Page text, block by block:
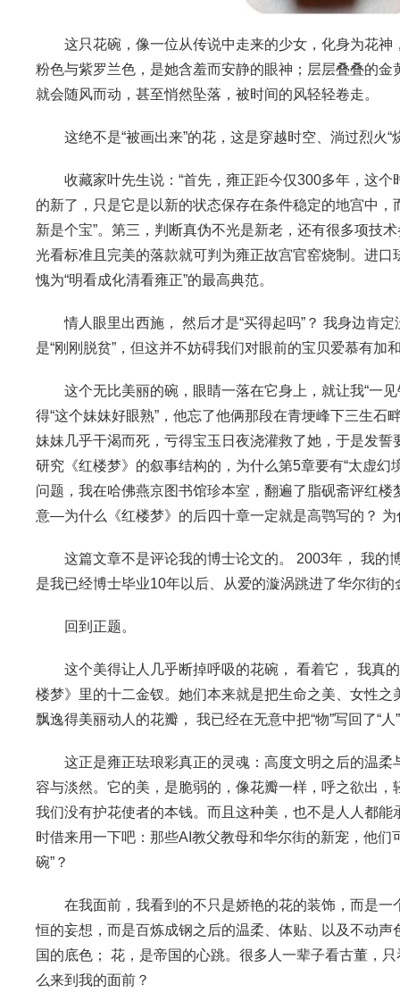
这只花碗，像一位从传说中走来的少女，化身为花
粉色与紫罗兰色，是她含羞而安静的眼神；层层叠叠的
就会随风而动，甚至悄然坠落，被时间的风轻轻卷走。
这绝不是“被画出来”的花，这是穿越时空、淌过烈火
收藏家叶先生说：“首先，雍正距今仅300多年，这
的新了，只是它是以新的状态保存在条件稳定的地宫中
新是个宝”。第三，判断真伪不光是新老，还有很多项技
光看标准且完美的落款就可判为雍正故宫官窑烧制。进
愧为“明看成化清看雍正”的最高典范。
情人眼里出西施， 然后才是“买得起吗”？ 我身边肯
是“刚刚脱贫”，但这并不妨碍我们对眼前的宝贝爱慕有加
这个无比美丽的碗，眼睛一落在它身上，就让我“一
得“这个妹妹好眼熟”，他忘了他俩那段在青埂峰下三生石
妹妹几乎干渴而死，亏得宝玉日夜浇灌救了她，于是发
研究《红楼梦》的叙事结构的，为什么第5章要有“太虚幻
问题，我在哈佛燕京图书馆珍本室，翻遍了脂砚斋评红
意—为什么《红楼梦》的后四十章一定就是高鹗写的？
这篇文章不是评论我的博士论文的。 2003年， 我的
是我已经博士毕业10年以后、从爱的漩涡跳进了华尔街的
回到正题。
这个美得让人几乎断掉呼吸的花碗， 看着它， 我真
楼梦》里的十二金钗。她们本来就是把生命之美、女性之
飘逸得美丽动人的花瓣， 我已经在无意中把“物”写回了“人
这正是雍正珐琅彩真正的灵魂：高度文明之后的温
容与淡然。它的美，是脆弱的，像花瓣一样，呼之欲出
我们没有护花使者的本钱。而且这种美，也不是人人都
时借来用一下吧：那些AI教父教母和华尔街的新宠，他们
碗”？
在我面前，我看到的不只是娇艳的花的装饰，而是
恒的妄想，而是百炼成钢之后的温柔、体贴、以及不动
国的底色； 花，是帝国的心跳。很多人一辈子看古董，
么来到我的面前？